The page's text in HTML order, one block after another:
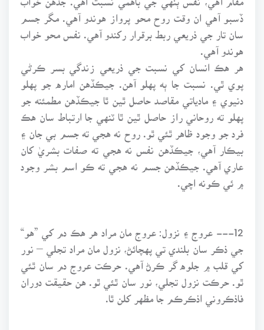
ڏسبو آهي ان وقت روح محو پرواز هوندو آهي. مگر جسم
سان تار جي ذريعي ربط برقرار رکندو آهي. نفس محو خواب
هوندو آهي.
هر هڪ انسان کي نسبت جي ذريعي زندگي بسر ڪرڻي
پوي ٿي. نسبت جا ٻه پهلو آهن. جيڪڏهن اماره جو پهلو
دنيوي ۽ مادياتي مقاصد حاصل ٿين ٿا جيڪڏهن مطمئنه جو
پهلو ته روحاني راز حاصل ٿين ٿا ٽنهي جا ارتباط سان هڪ
فرد جو وجود ظاهر ٿئي ٿو. روح نه هجي ته جسم بي جان ۽
بيڪار آهي، جيڪڏهن نفس نه هجي ته صفات بشريٰ کان
عاري آهي. جيڪڏهن جسم نه هجي ته ڪو اسم بشر وجود
۾ ئي ڪونه اچي.
12--- عروج ۽ نزول: عروج مان مراد هر هڪ دم کي ”هو“
جي ذڪر سان بلندي تي پهچائڻ، نزول مان مراد تجلي – نور
کي قلب ۾ جلوه گر ڪرڻ آهي. حرڪت عروج دم سان ٿئي
ٿو. حرڪت نزول تجلي، نور سان ٿئي ٿو. هن حقيقت دوران
فاذڪروني اذڪرڪم جا مظهر کلن ٿا.